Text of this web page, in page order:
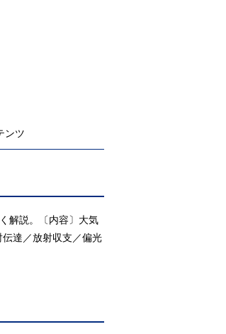
ンツ
解説。〔内容〕大気
達／放射収支／偏光